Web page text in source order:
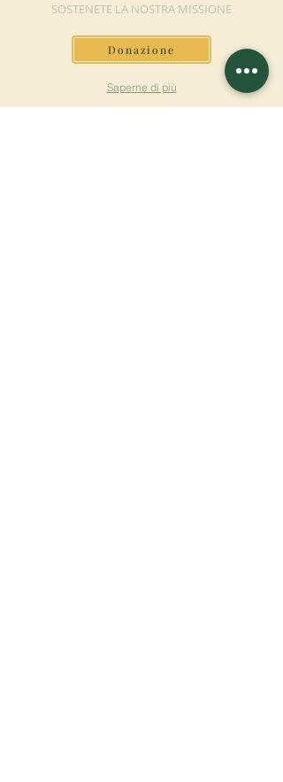
SOSTENETE LA NOSTRA MISSIONE
Donazione
Saperne di più